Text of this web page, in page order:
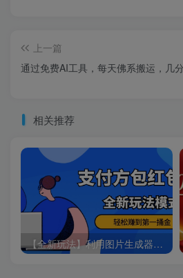
上一篇
通过免费AI工具，每天佛系搬运，几
相关推荐
【全新玩法】利用图片生成器脚本制作短视频轻松变现999+过于暴利请实操